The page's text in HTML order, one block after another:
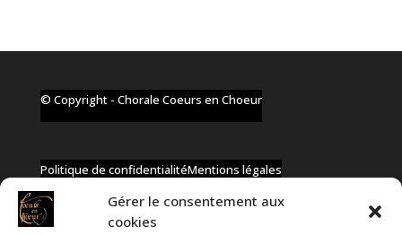
Gérer le consentement aux
cookies
© Copyright - Chorale Coeurs en Choeur
Politique de confidentialitéMentions légales